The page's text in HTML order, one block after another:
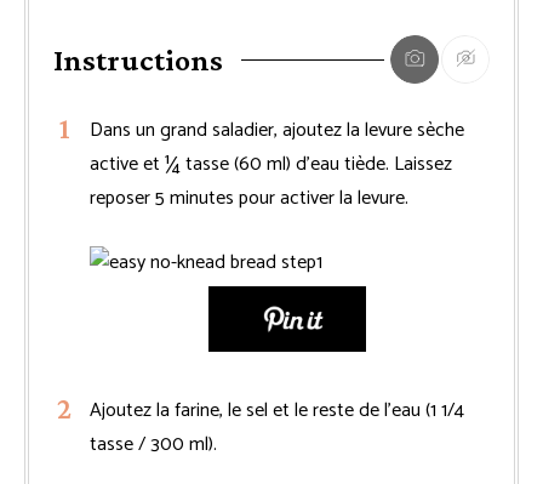
Instructions
Dans un grand saladier, ajoutez la levure sèche
active et ¼ tasse (60 ml) d’eau tiède. Laissez
reposer 5 minutes pour activer la levure.
Ajoutez la farine, le sel et le reste de l’eau (1 1/4
tasse / 300 ml).